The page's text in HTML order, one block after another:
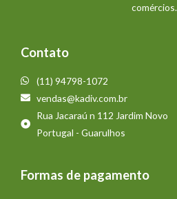
comércios.
Contato
(11) 94798-1072
vendas@kadiv.com.br
Rua Jacaraú n 112 Jardim Novo
Portugal - Guarulhos
Formas de pagamento